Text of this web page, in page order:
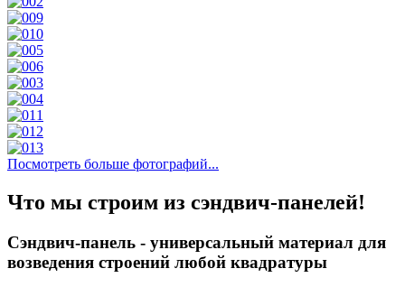
Посмотреть больше фотографий...
Что мы строим из сэндвич-панелей!
Сэндвич-панель - универсальный материал для
возведения строений любой квадратуры